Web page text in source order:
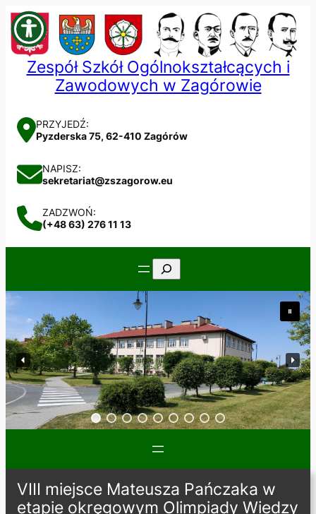
Przejdź
do
treści
Zespół Szkół Ogólnokształcących i
Zawodowych w Zagórowie
PRZYJEDŹ:
Pyzderska 75, 62-410 Zagórów
NAPISZ:
sekretariat@zszagorow.eu
ZADZWOŃ:
(+48 63) 276 11 13
Szukaj
VIII miejsce Mateusza Pańczaka w
etapie okręgowym Olimpiady Wiedzy